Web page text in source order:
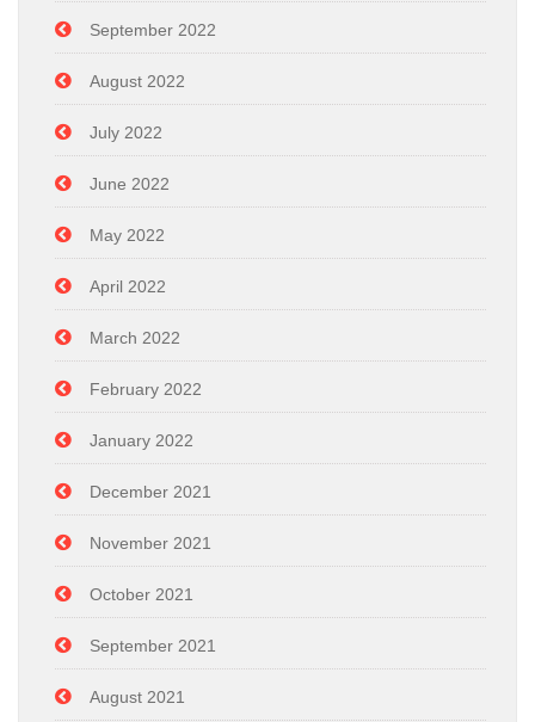
September 2022
August 2022
July 2022
June 2022
May 2022
April 2022
March 2022
February 2022
January 2022
December 2021
November 2021
October 2021
September 2021
August 2021